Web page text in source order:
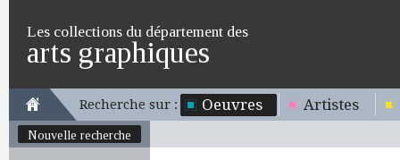
Les collections du département des
arts graphiques
Recherche sur : Oeuvres Artistes
Nouvelle recherche